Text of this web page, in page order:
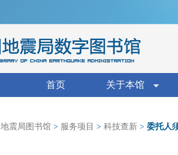
搜索表单
首页 关于本馆
地震局图书馆 > 服务项目 > 科技查新 > 委托人